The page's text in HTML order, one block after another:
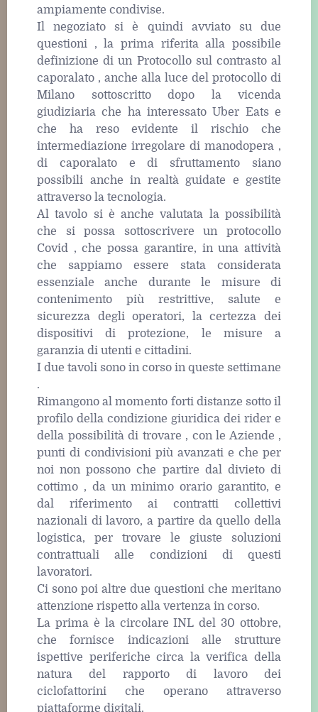
ampiamente condivise.
Il negoziato si è quindi avviato su due
questioni , la prima riferita alla possibile
definizione di un Protocollo sul contrasto al
caporalato , anche alla luce del protocollo di
Milano sottoscritto dopo la vicenda
giudiziaria che ha interessato Uber Eats e
che ha reso evidente il rischio che
intermediazione irregolare di manodopera ,
di caporalato e di sfruttamento siano
possibili anche in realtà guidate e gestite
attraverso la tecnologia.
Al tavolo si è anche valutata la possibilità
che si possa sottoscrivere un protocollo
Covid , che possa garantire, in una attività
che sappiamo essere stata considerata
essenziale anche durante le misure di
contenimento più restrittive, salute e
sicurezza degli operatori, la certezza dei
dispositivi di protezione, le misure a
garanzia di utenti e cittadini.
I due tavoli sono in corso in queste settimane
.
Rimangono al momento forti distanze sotto il
profilo della condizione giuridica dei rider e
della possibilità di trovare , con le Aziende ,
punti di condivisioni più avanzati e che per
noi non possono che partire dal divieto di
cottimo , da un minimo orario garantito, e
dal riferimento ai contratti collettivi
nazionali di lavoro, a partire da quello della
logistica, per trovare le giuste soluzioni
contrattuali alle condizioni di questi
lavoratori.
Ci sono poi altre due questioni che meritano
attenzione rispetto alla vertenza in corso.
La prima è la circolare INL del 30 ottobre,
che fornisce indicazioni alle strutture
ispettive periferiche circa la verifica della
natura del rapporto di lavoro dei
ciclofattorini che operano attraverso
piattaforme digitali.